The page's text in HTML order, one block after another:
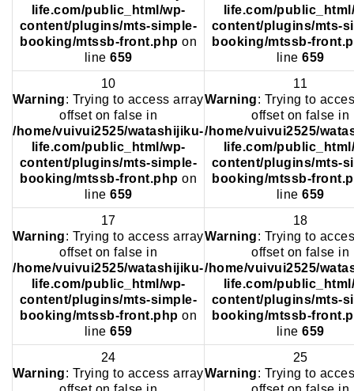
life.com/public_html/wp-
content/plugins/mts-simple-
booking/mtssb-front.php on
line 659
life.com/
content/plugins/mts-
booking/mtssb-
line 659
10
Warning: Trying to access array
offset on false in
/home/vuivui2525/watashijiku-
life.com/public_html/wp-
content/plugins/mts-simple-
booking/mtssb-front.php on
line 659
11
Warning: Trying to
offset on false in
/home/vuivui2525/
life.com/
content/plugins/mts-
booking/mtssb-
line 659
17
Warning: Trying to access array
offset on false in
/home/vuivui2525/watashijiku-
life.com/public_html/wp-
content/plugins/mts-simple-
booking/mtssb-front.php on
line 659
18
Warning: Trying to
offset on false in
/home/vuivui2525/
life.com/
content/plugins/mts-
booking/mtssb-
line 659
24
Warning: Trying to access array
25
Warning: Trying to